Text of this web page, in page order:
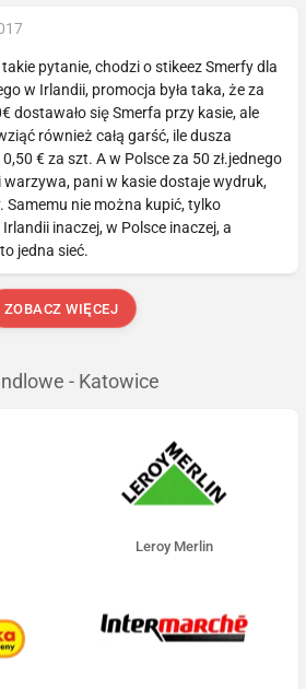
pytanie, chodzi o stikeez Smerfy dla
w Irlandii, promocja była taka, że za
dostawało się Smerfa przy kasie, ale
również całą garść, ile dusza
€ za szt. A w Polsce za 50 zł.jednego
warzywa, pani w kasie dostaje wydruk,
Samemu nie można kupić, tylko
inaczej, w Polsce inaczej, a
jedna sieć.
ZOBACZ WIĘCEJ
- Katowice
Leroy Merlin